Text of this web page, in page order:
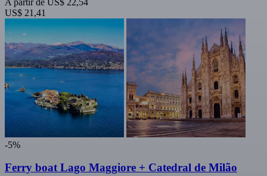
US$ 21,41
-5%
Ferry boat Lago Maggiore + Catedral de Milão